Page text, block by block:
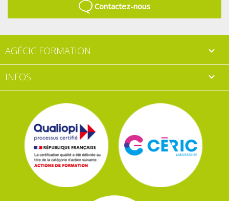
Contactez-nous
AGÉCIC FORMATION 
INFOS 